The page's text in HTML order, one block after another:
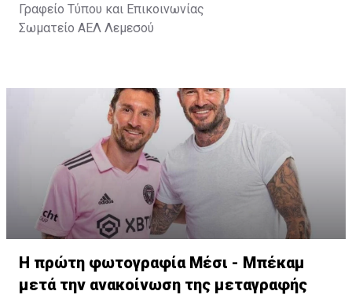
Γραφείο Τύπου και Επικοινωνίας
Σωματείο ΑΕΛ Λεμεσού
Η πρώτη φωτογραφία Μέσι - Μπέκαμ
μετά την ανακοίνωση της μεταγραφής